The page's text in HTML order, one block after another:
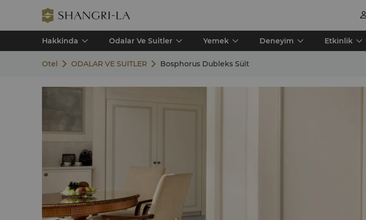

Hakkinda Odalar Ve Suitler Yemek Deneyi̇m Etki̇nli̇k
Otel ODALAR VE SUITLER Bosphorus Dubleks Süit